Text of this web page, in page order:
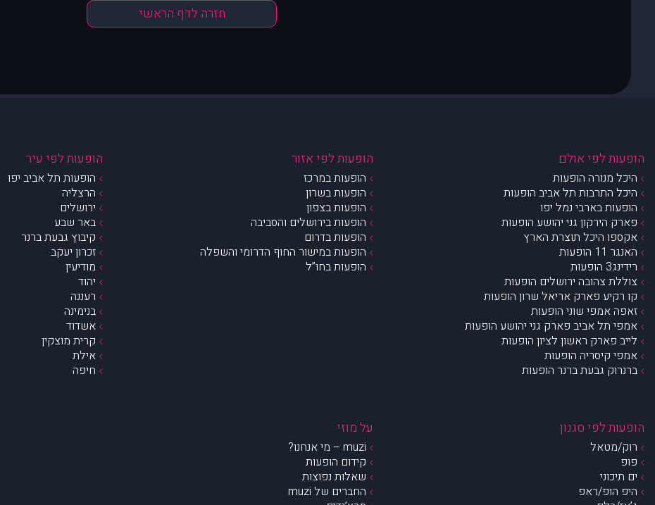
חזרה לדף הראשי
הופעות לפי אולם
היכל מנורה הופעות
היכל התרבות תל אביב הופעות
הופעות בארבי נמל יפו
פארק הירקון גני יהושע הופעות
אקספו היכל תוצרת הארץ
האנגר 11 הופעות
רידינג3 הופעות
צוללת צהובה ירושלים הופעות
קו רקיע פארק אריאל שרון הופעות
זאפה אמפי שוני הופעות
אמפי תל אביב פארק גני יהושע הופעות
לייב פארק ראשון לציון הופעות
אמפי קיסריה הופעות
ברנרוק גבעת ברנר הופעות
הופעות לפי אזור
הופעות במרכז
הופעות בשרון
הופעות בצפון
הופעות בירושלים והסביבה
הופעות בדרום
הופעות במישור החוף הדרומי והשפלה
הופעות בחו”ל
הופעות לפי עיר
הופעות תל אביב יפו
הרצליה
ירושלים
באר שבע
קיבוץ גבעת ברנר
זכרון יעקב
מודיעין
יהוד
רעננה
בנימינה
אשדוד
קרית מוצקין
אילת
חיפה
הופעות לפי סגנון
רוק/מטאל
פופ
ים תיכוני
היפ הופ/ראפ
על מוזי
muzi – מי אנחנו?
קידום הופעות
שאלות נפוצות
החברים של muzi